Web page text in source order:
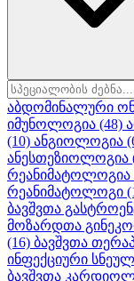
აბდომინალური
იმუნოლოგია (48)
(10) ანგიოლოგია
ანესთეზიოლოგია
რეანიმატოლოგია
რეანიმატოლოგი
ბავშვთა
მოზარდთა
(16) ბავშვთა
ინფექციური
ბავშვთა